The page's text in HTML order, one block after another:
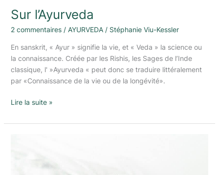
Sur l’Ayurveda
2 commentaires / AYURVEDA/ Stéphanie Viu-Kessler
En sanskrit, « Ayur » signifie la vie, et « Veda » la science ou
la connaissance. Créée par les Rishis, les Sages de l’Inde
classique, l' »Ayurveda « peut donc se traduire littéralement
par «Connaissance de la vie ou de la longévité».
Lire la suite »